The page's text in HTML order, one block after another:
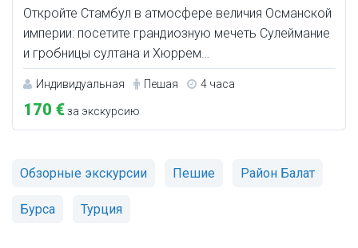
Откройте Стамбул в атмосфере величия Османской
империи: посетите грандиозную мечеть Сулеймание
и гробницы султана и Хюррем…
Индивидуальная Пешая 4 часа
170 €за экскурсию
Обзорные экскурсии Пешие Район Балат
Бурса Турция